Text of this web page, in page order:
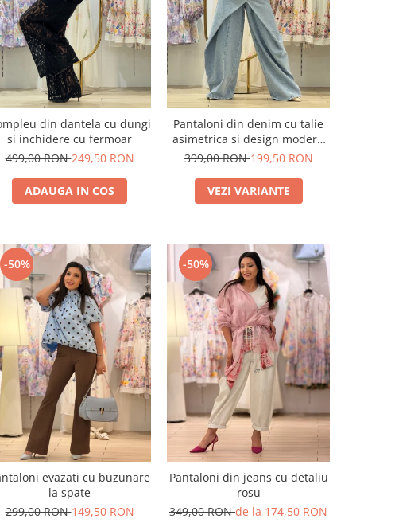
din dantela cu dungi
si inchidere cu fermoar
499,00 RON249,50 RON
ADAUGA IN COS
Pantaloni din denim cu talie
asimetrica si design modern
suprapus
399,00 RON199,50 RON
VEZI VARIANTE
-50%
evazati cu buzunare
la spate
299,00 RON149,50 RON
-50%
Pantaloni din jeans cu detaliu
rosu
349,00 RONde la 174,50 RON